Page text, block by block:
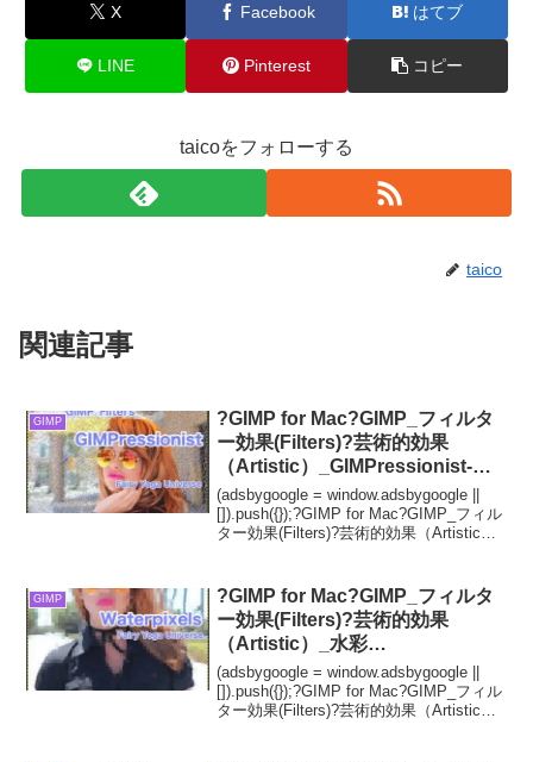
X Facebook はてブ
LINE Pinterest コピー
taicoをフォローする
taico
関連記事
GIMP
?GIMP for Mac?GIMP_フィルタ
ー効果(Filters)?芸術的効果
（Artistic）_GIMPressionist-絵
のような処理【GIMPressionist】
続**156篇_ブラシ：
paper04.pgmガンマ?
(adsbygoogle = window.adsbygoogle ||
[]).push({});?GIMP for Mac?GIMP_フィル
ター効果(Filters)?芸術的効果（Artistic）
GIMP
?GIMP for Mac?GIMP_フィルタ
ー効果(Filters)?芸術的効果
（Artistic）_水彩
【Waterpixels】続**6篇Spatial
regularization【空間正則化】①?
(adsbygoogle = window.adsbygoogle ||
[]).push({});?GIMP for Mac?GIMP_フィル
ター効果(Filters)?芸術的効果（Artistic）_